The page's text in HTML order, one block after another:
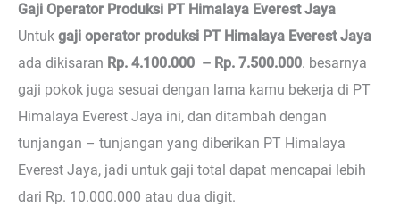
Gaji Operator Produksi PT Himalaya Everest Jaya
Untuk gaji operator produksi PT Himalaya Everest Jaya
ada dikisaran Rp. 4.100.000 – Rp. 7.500.000. besarnya
gaji pokok juga sesuai dengan lama kamu bekerja di PT
Himalaya Everest Jaya ini, dan ditambah dengan
tunjangan – tunjangan yang diberikan PT Himalaya
Everest Jaya, jadi untuk gaji total dapat mencapai lebih
dari Rp. 10.000.000 atau dua digit.